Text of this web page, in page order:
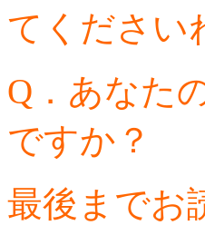
てください
Q．あなた
ですか？
最後までお